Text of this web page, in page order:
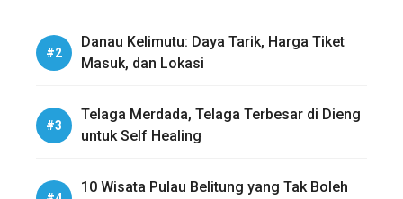
Danau Kelimutu: Daya Tarik, Harga Tiket
Masuk, dan Lokasi
Telaga Merdada, Telaga Terbesar di Dieng
untuk Self Healing
10 Wisata Pulau Belitung yang Tak Boleh